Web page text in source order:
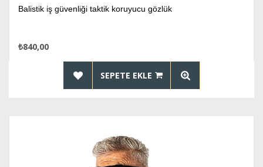
Balistik iş güvenliği taktik koruyucu gözlük
₺840,00
SEPETE EKLE